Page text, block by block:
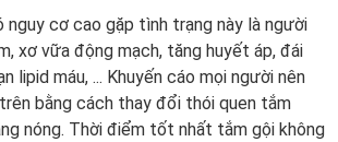
cơ cao gặp tình trạng này là người
xơ vữa động mạch, tăng huyết áp, đái
lipid máu, ... Khuyến cáo mọi người nên
bằng cách thay đổi thói quen tắm
nóng. Thời điểm tốt nhất tắm gội không